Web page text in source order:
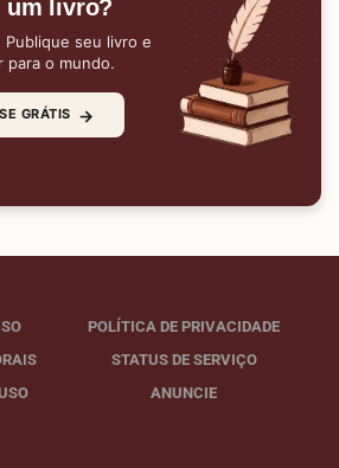
um livro?
Publique seu livro e
para o mundo.
GRÁTIS →
POLÍTICA DE PRIVACIDADE
STATUS DE SERVIÇO
ANUNCIE